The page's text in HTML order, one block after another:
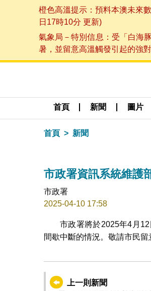
橙色高溫提示：預料本澳未來
日17時10分 更新)
氣象局－特別信息：受「白海
暑，並留意高溫觸發引起的強
首頁 新聞 圖片
首頁 新聞
市政署資訊系統維護
市政署
2025-04-10 17:58
市政署將於2025年4月
間歇中斷的情況。敬請市民留
上一則新聞